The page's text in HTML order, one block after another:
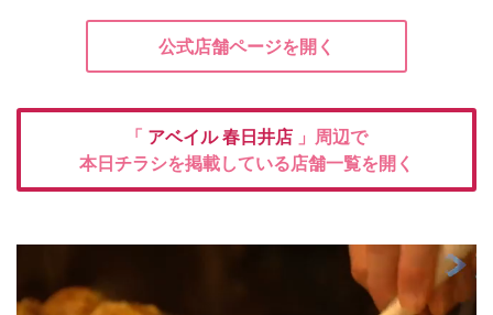
公式店舗ページを開く
「 アベイル春日井店 」周辺で
本日チラシを掲載している店舗一覧を開く